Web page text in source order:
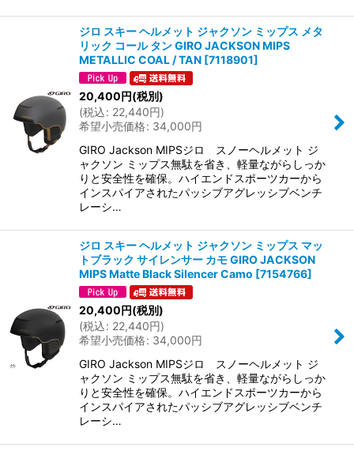
ジロ スキー ヘルメット ジャクソン ミップス メタ
リック コール タン GIRO JACKSON MIPS
METALLIC COAL / TAN [7118901]
20,400円(税別)
(税込: 22,440円)
希望小売価格: 34,000円
GIRO Jackson MIPSジロ スノーヘルメット ジ
ャクソン ミップス無駄を省き、軽量ながらしっか
りと安全性を確保。ハイエンドスポーツカーから
インスパイアされたパッシブアグレッシブベンチ
レーシ…
ジロ スキー ヘルメット ジャクソン ミップス マッ
トブラック サイレンサー カモ GIRO JACKSON
MIPS Matte Black Silencer Camo [7154766]
20,400円(税別)
(税込: 22,440円)
希望小売価格: 34,000円
GIRO Jackson MIPSジロ スノーヘルメット ジ
ャクソン ミップス無駄を省き、軽量ながらしっか
りと安全性を確保。ハイエンドスポーツカーから
インスパイアされたパッシブアグレッシブベンチ
レーシ…